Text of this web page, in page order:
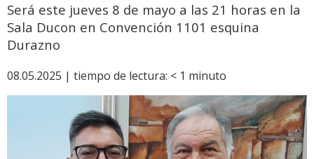
Será este jueves 8 de mayo a las 21 horas en la
Sala Ducon en Convención 1101 esquina
Durazno
08.05.2025 | tiempo de lectura: < 1 minuto